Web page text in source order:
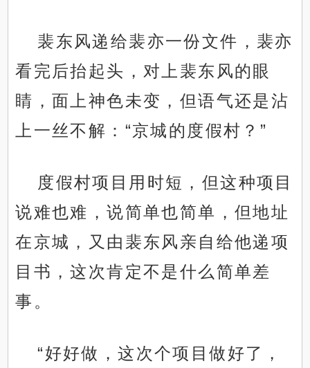
裴东风递给裴亦一份文件，裴亦
看完后抬起头，对上裴东风的眼
睛，面上神色未变，但语气还是沾
上一丝不解：“京城的度假村？”
度假村项目用时短，但这种项目
说难也难，说简单也简单，但地址
在京城，又由裴东风亲自给他递项
目书，这次肯定不是什么简单差
事。
“好好做，这次个项目做好了，